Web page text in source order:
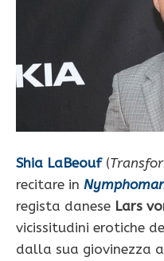
Shia LaBeouf(
recitare in
regista danese Lars
vicissitudini erotiche
dalla sua giovinezza